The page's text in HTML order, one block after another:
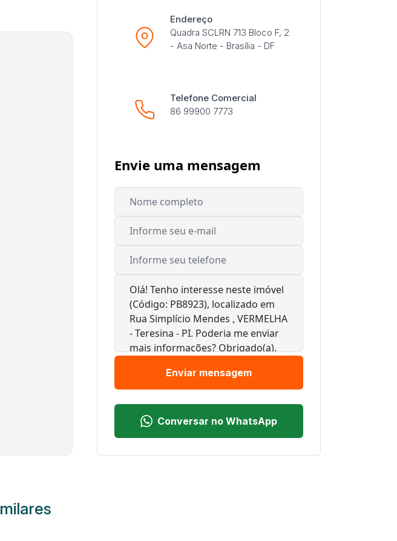
Endereço
Quadra SCLRN 713 Bloco F, 2
- Asa Norte - Brasília - DF
Telefone Comercial
86 99900 7773
Envie uma mensagem
Enviar mensagem
Conversar no WhatsApp